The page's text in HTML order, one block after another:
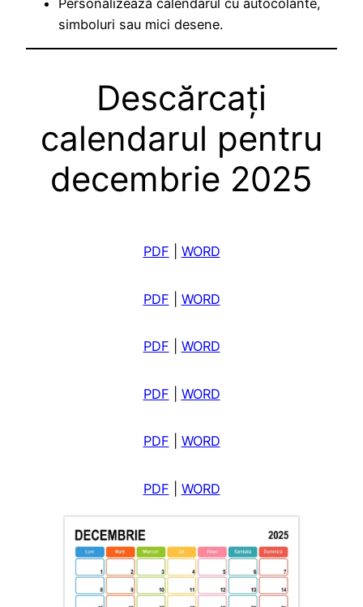
simboluri sau mici desene.
Descărcați
calendarul pentru
decembrie 2025
PDF WORD
PDF WORD
PDF WORD
PDF WORD
PDF WORD
PDF WORD